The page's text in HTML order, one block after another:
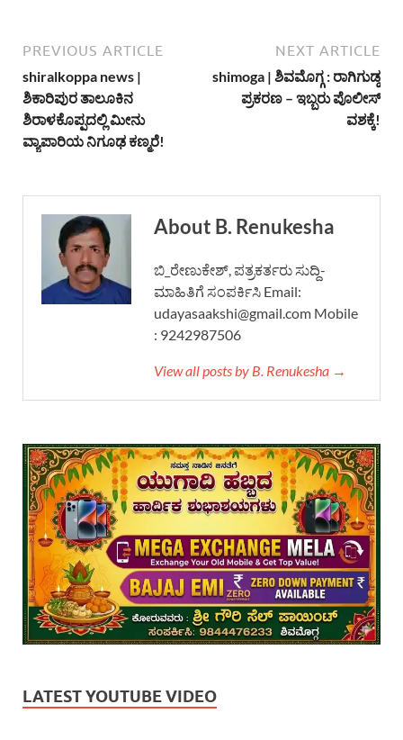
PREVIOUS ARTICLE
shiralkoppa news |
ಶಿಕಾರಿಪುರ ತಾಲೂಕಿನ
ಶಿರಾಳಕೊಪ್ಪದಲ್ಲಿ ಮೀನು
ವ್ಯಾಪಾರಿಯ ನಿಗೂಢ ಕಣ್ಮರೆ!
NEXT ARTICLE
shimoga | ಶಿವಮೊಗ್ಗ : ರಾಗಿಗುಡ್ಡ
ಪ್ರಕರಣ – ಇಬ್ಬರು ಪೊಲೀಸ್
ವಶಕ್ಕೆ!
About B. Renukesha
ಬಿ_ರೇಣುಕೇಶ್, ಪತ್ರಕರ್ತರು ಸುದ್ದಿ-
ಮಾಹಿತಿಗೆ ಸಂಪರ್ಕಿಸಿ Email:
udayasaakshi@gmail.com Mobile
: 9242987506
View all posts by B. Renukesha →
LATEST YOUTUBE VIDEO